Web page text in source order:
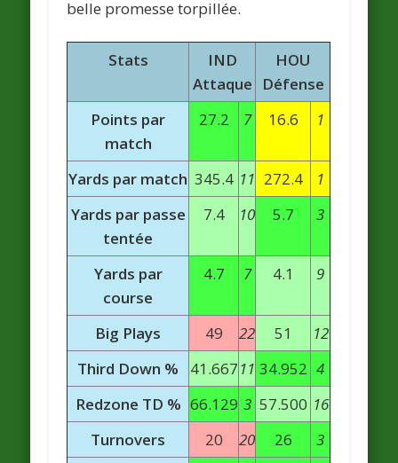
belle promesse torpillée.
Stats
IND
Attaque
HOU
Défense
Points par
match
27.2 7 16.6 1
Yards par match 345.4 11 272.4
1
Yards par passe
tentée
7.4 10 5.7 3
Yards par
course
4.7 7 4.1 9
Big Plays 49 22 51
12
Third Down %
41.66711 34.952 4
Redzone TD % 66.129 3 57.500 16
Turnovers
20 20 26
3